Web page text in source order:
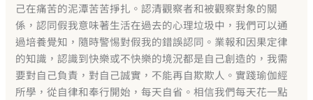
己在痛苦的泥潭苦苦掙扎。認清觀察者和被觀察對象的關
係，認同假我意味著生活在過去的心理垃圾中，我們可以通
過培養覺知，隨時警惕對假我的錯誤認同。業報和因果定律
的知識，認識到快樂或不快樂的境況都是自己創造的，我需
要對自己負責，對自己誠實，不能再自欺欺人。實踐瑜伽經
所學，從自律和奉行開始，每天自省。相信我們每天花一點